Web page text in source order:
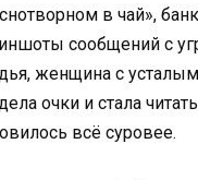
в чай»,
сообщений с
женщина с
очки и стала
всё суровее.